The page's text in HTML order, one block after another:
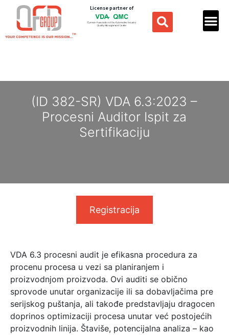
License partner of
(ID 382-SR) VDA 6.3:2023 –
Procesni Auditor Ispit za
Sertifikaciju
Registracija
VDA 6.3 procesni audit je efikasna procedura za
procenu procesa u vezi sa planiranjem i
proizvodnjom proizvoda. Ovi auditi se obično
sprovode unutar organizacije ili sa dobavljačima pre
serijskog puštanja, ali takođe predstavljaju dragocen
doprinos optimizaciji procesa unutar već postojećih
proizvodnih linija. Štaviše, potencijalna analiza – kao